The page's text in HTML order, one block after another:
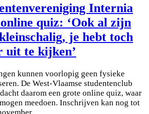
Internia
quiz: ‘Ook al zijn
je hebt toch
uit te kijken’
kunnen voorlopig geen fysieke
De West-Vlaamse studentenclub
daarom een grote online quiz, waar
meedoen. Inschrijven kan nog tot